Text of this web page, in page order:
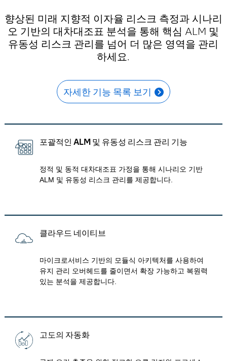
향상된 미래 지향적 이자율 리스크 측정과 시나리
오 기반의 대차대조표 분석을 통해 핵심 ALM 및
유동성 리스크 관리를 넘어 더 많은 영역을 관리
하세요.
자세한 기능 목록 보기
포괄적인 ALM 및 유동성 리스크 관리 기능
정적 및 동적 대차대조표 가정을 통해 시나리오 기반
ALM 및 유동성 리스크 관리를 제공합니다.
클라우드 네이티브
마이크로서비스 기반의 모듈식 아키텍처를 사용하여
유지 관리 오버헤드를 줄이면서 확장 가능하고 복원력
있는 분석을 제공합니다.
고도의 자동화